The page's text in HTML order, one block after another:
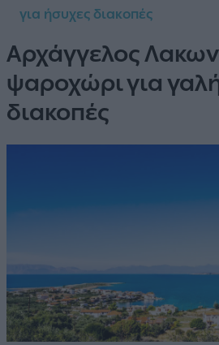
για ήσυχες διακοπές
Αρχάγγελος
ψαροχώρι για
διακοπές